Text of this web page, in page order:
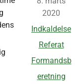
2020
Indkaldelse
Referat
Formandsb
eretning